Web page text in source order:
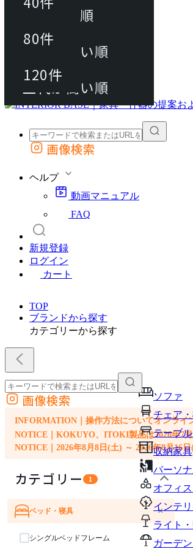
動画マニュアル
FAQ
カート
外部サイトの商品をカートに追加
画像検索
ヘルプ
動画マニュアル
FAQ
新規登録
ログイン
カート
TOP
ブランドから探す
カテゴリーから探す
ソファ
チェア
テーブ
収納家具
パーソ
オフィ
インテ
ライト
ガーデ
外部サイトの商品をカートに追加
他のサイトで見つけた商品ページのURLを貼り付けて、カートに追加で
画像検索
INFORMATION｜操作方法についてオンライ
NOTICE｜KOKUYO、ITOKI製品は2026年7
NOTICE｜2026年8月8日(土) ～ 2026年8月16
カテゴリー 1
ソファ
チェア・椅子
テーブル・デスク
収納家具
インテリア雑貨
ライト・照明
ベッド・寝具 ×
シングルベッドフレーム
80件
120件
おすすめ順
上代が安い順
上代が高い順
80件
120件